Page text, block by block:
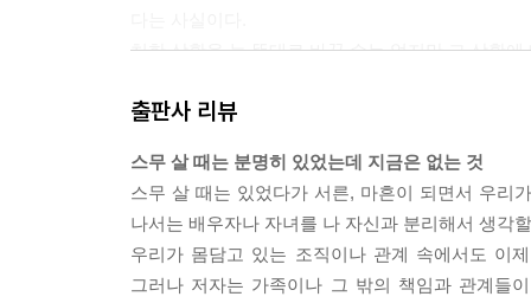
처한 상황을 늘 뜻대로 바꿀 수는 없지만 그 상황
큰 변화를 겪게 될 때는 두렵기 마련이다. 특히나
당신이 변화를 겪을 때는 당신 자신도 이해하지
변 사람들이 많은 것은 당연하다. 게다가 당신이
같은 역할을 맡거나 같은 일을 하게 될 수도, 같
게 될 수도 있다. 이제는 당신이 삶에서 다른 것을
출판사 리뷰
스무 살 때는 분명히 있었는데 지금은 없는 것
스무 살 때는 있었다가 서른, 마흔이 되면서 우리
나서는 배우자나 자녀를 나 자신과 분리해서 생각
우리가 몸담고 있는 조직이나 관계 속에서도 이
그러나 저자는 가족이나 그 밖의 책임과 관계들